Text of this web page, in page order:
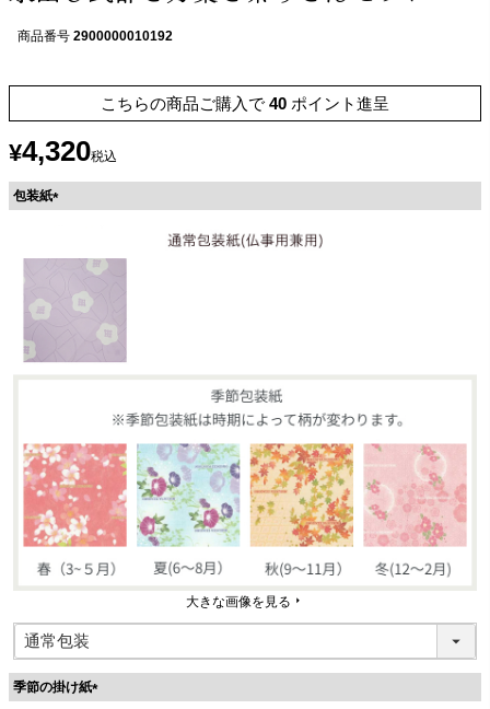
商品番号 2900000010192
こちらの商品ご購入で 40 ポイント進呈
¥4,320税込
包装紙
須
大きな画像を見る
季節の掛け紙